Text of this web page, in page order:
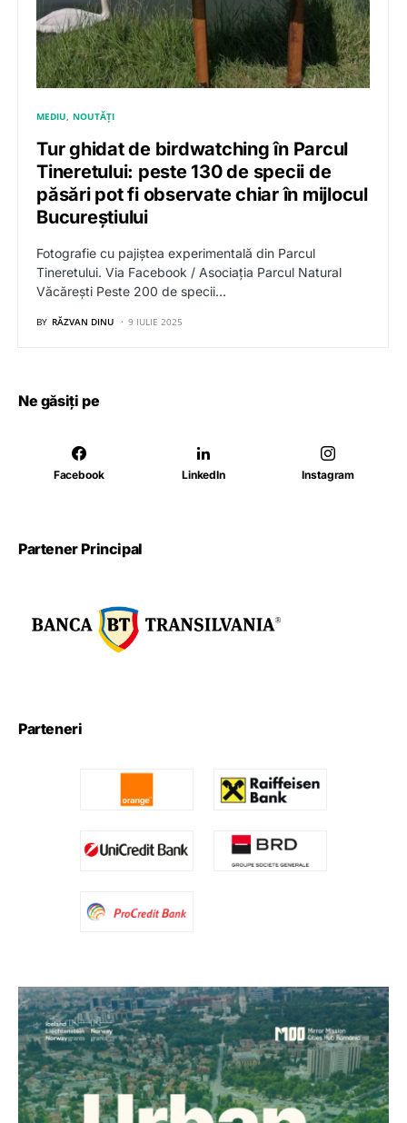
MEDIU NOUTĂȚI
Tur ghidat de birdwatching în Parcul
Tineretului: peste 130 de specii de
păsări pot fi observate chiar în mijlocul
Bucureștiului
Fotografie cu pajiștea experimentală din Parcul
Tineretului. Via Facebook / Asociația Parcul Natural
Văcărești Peste 200 de specii…
BY RĂZVAN DINU 9 IULIE 2025
Ne găsiți pe
Facebook LinkedIn Instagram
Partener Principal
Parteneri